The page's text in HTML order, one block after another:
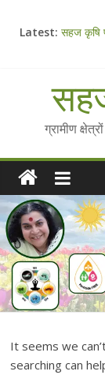
Latest: सहज कृषि
Chalo
ग्रामीण
It seems we
searching can